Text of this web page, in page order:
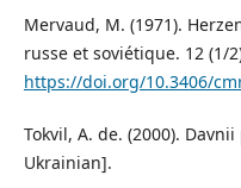
Mervaud, M. (1971).
russe et soviétique. 12 (1/
https://doi.org/10.3406/
Tokvil, A. de. (2000).
Ukrainian].